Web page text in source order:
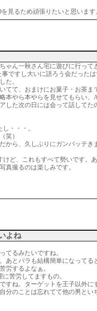
見るため頑張りたいと思います
ゃん一秋さん宅に遊びに行って
ですし大いに語ろう会だったは
た。
てて、おまけにお菓子・お茶ま
本やら本やらを見せてもらい
した次の日には会って話して
・・・。
笑）
から、久しぶりにガンバッテき
ど、これもすべて勢いです。
真撮るのは楽しみです。
よね
てるみたいですね。
あとパラも結構簡単になってる
労するよなぁ。
苦労してますもの。
すね。ターゲットを王子以外に
分のことは忘れてて他の男とい